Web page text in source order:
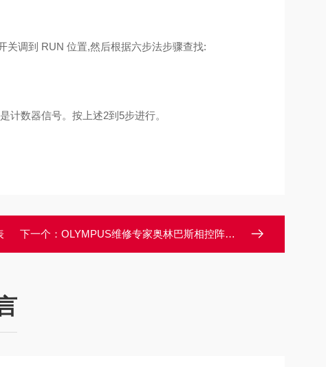
关调到 RUN 位置,然后根据六步法步骤查找:
计数器信号。按上述2到5步进行。
下一个： OLYMPUS维修专家奥林巴斯相控阵探伤仪开机死机没反应维修